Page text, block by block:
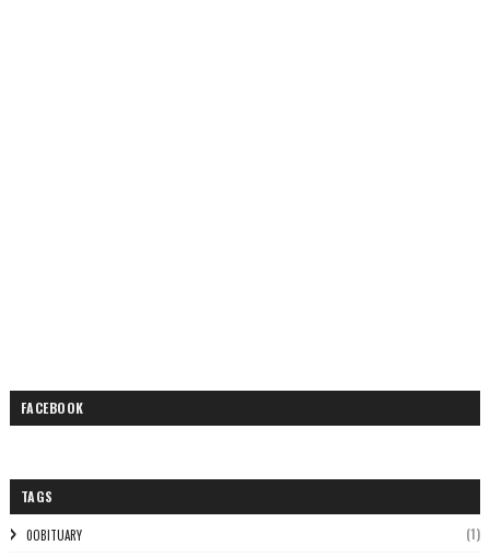
FACEBOOK
TAGS
0OBITUARY (1)